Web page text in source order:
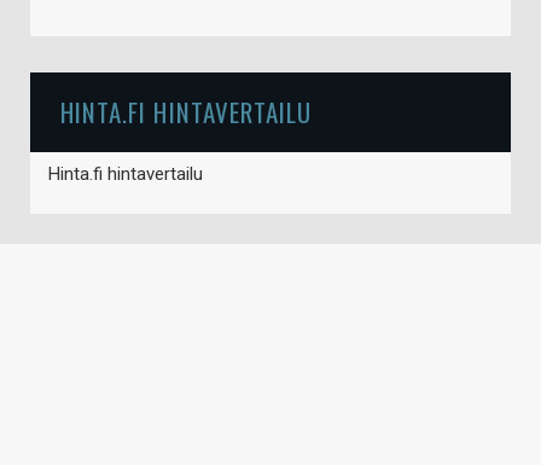
HINTA.FI HINTAVERTAILU
Hinta.fi hintavertailu